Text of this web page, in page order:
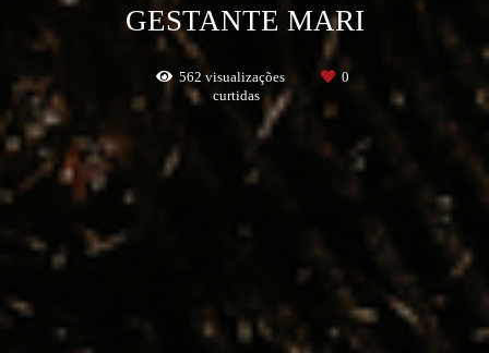
GESTANTE MARI
562 visualizações
0
curtidas